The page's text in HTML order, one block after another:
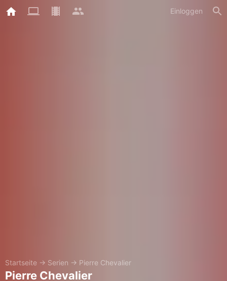
Einloggen
Startseite → Serien → Pierre Chevalier
Pierre Chevalier